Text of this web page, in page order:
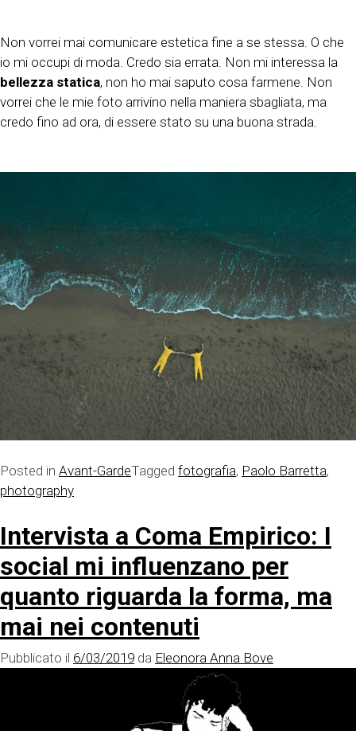
Non vorrei mai comunicare estetica fine a se stessa. O che
io mi occupi di moda. Credo sia errata. Non mi interessa la
bellezza statica, non ho mai saputo cosa farmene. Non
vorrei che le mie foto arrivino nella maniera sbagliata, ma
credo fino ad ora, di essere stato su una buona strada.
Posted in Avant-GardeTagged fotografia, Paolo Barretta,
photography
Intervista a Coma Empirico: I
social mi influenzano per
quanto riguarda la forma, ma
mai nei contenuti
Pubblicato il 6/03/2019 da Eleonora Anna Bove